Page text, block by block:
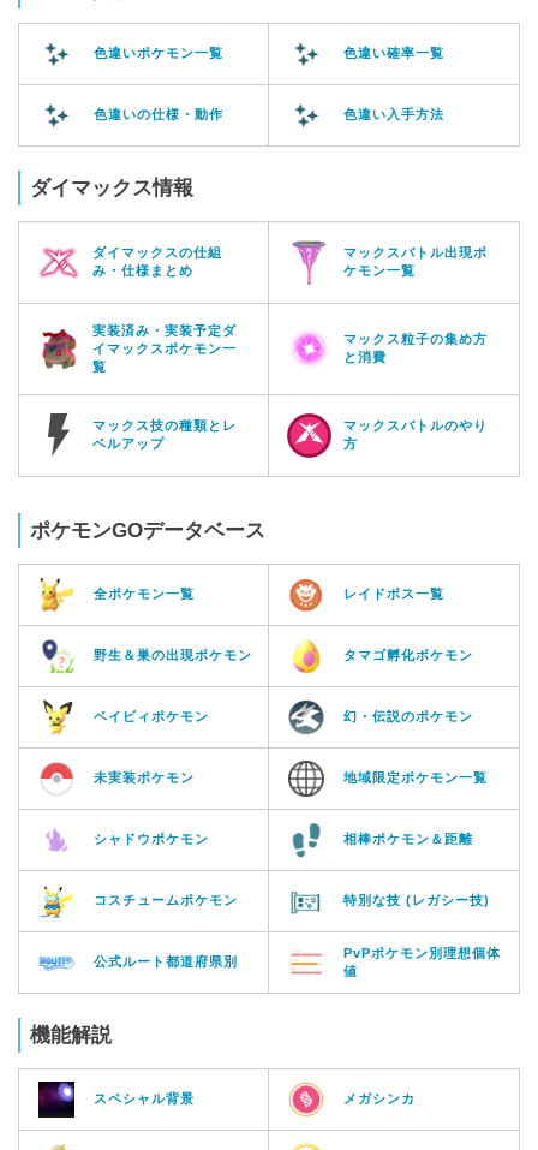
色違いポケモン一覧 色違い確率一覧
色違いの仕様・動作 色違い入手方法
ダイマックス情報
ダイマックスの仕組
み・仕様まとめ
マックスバトル出現ポ
ケモン一覧
実装済み・実装予定ダ
イマックスポケモン一
覧
マックス粒子の集め方
と消費
マックス技の種類とレ
ベルアップ
マックスバトルのやり
方
ポケモンGOデータベース
全ポケモン一覧 レイドボス一覧
野生＆巣の出現ポケモン タマゴ孵化ポケモン
ベイビィポケモン 幻・伝説のポケモン
未実装ポケモン 地域限定ポケモン一覧
シャドウポケモン 相棒ポケモン＆距離
コスチュームポケモン 特別な技 (レガシー技)
公式ルート都道府県別
PvPポケモン別理想個体
値
機能解説
スペシャル背景 メガシンカ